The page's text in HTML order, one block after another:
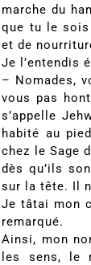
marche du
que tu le sois
et de
Je l’entendis
– Nomades,
vous pas
s’appelle
habité au
chez le Sage
dès qu’ils
sur la tête. Il
Je tâtai mon
remarqué.
Ainsi, mon
les sens, le